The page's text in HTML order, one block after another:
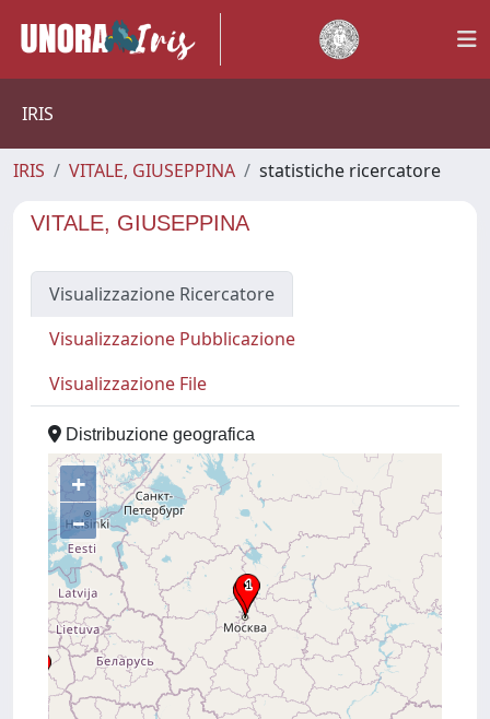
IRIS
IRIS VITALE, GIUSEPPINA statistiche ricercatore
VITALE, GIUSEPPINA
Visualizzazione Ricercatore
Visualizzazione Pubblicazione
Visualizzazione File
Distribuzione geografica
+
–